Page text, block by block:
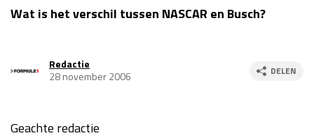
GP AZERBEIDZJAN 2026 24 - 26 sep
Race
Wat is het verschil tussen NASCAR en Busch?
Redactie
28 november 2006
DELEN
Geachte redactie